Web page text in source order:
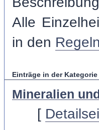
Alle
in den Regeln
Einträge in der Kategorie
Mineralien
[